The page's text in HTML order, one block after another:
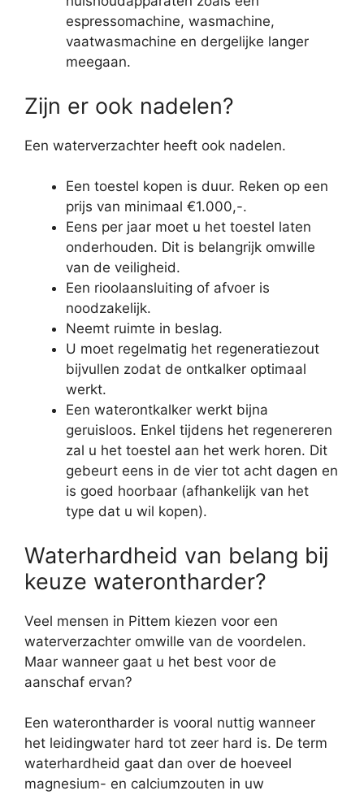
espressomachine, wasmachine,
vaatwasmachine en dergelijke langer
meegaan.
Zijn er ook nadelen?
Een waterverzachter heeft ook nadelen.
Een toestel kopen is duur. Reken op een
prijs van minimaal €1.000,-.
Eens per jaar moet u het toestel laten
onderhouden. Dit is belangrijk omwille
van de veiligheid.
Een rioolaansluiting of afvoer is
noodzakelijk.
Neemt ruimte in beslag.
U moet regelmatig het regeneratiezout
bijvullen zodat de ontkalker optimaal
werkt.
Een waterontkalker werkt bijna
geruisloos. Enkel tijdens het regenereren
zal u het toestel aan het werk horen. Dit
gebeurt eens in de vier tot acht dagen en
is goed hoorbaar (afhankelijk van het
type dat u wil kopen).
Waterhardheid van belang bij
keuze waterontharder?
Veel mensen in Pittem kiezen voor een
waterverzachter omwille van de voordelen.
Maar wanneer gaat u het best voor de
aanschaf ervan?
Een waterontharder is vooral nuttig wanneer
het leidingwater hard tot zeer hard is. De term
waterhardheid gaat dan over de hoeveel
magnesium- en calciumzouten in uw